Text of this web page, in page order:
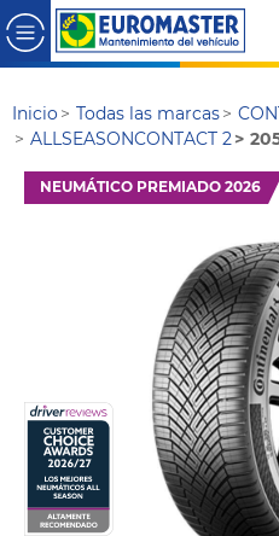
Inicio Todas las marcas
ALLSEASONCONTACT 2
NEUMÁTICO PREMIADO 2026